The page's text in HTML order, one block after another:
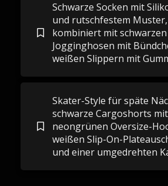
Schwarze Socken mit
und rutschfestem Muster,
kombiniert mit
Jogginghosen mit
weißen Slippern mit
Skater-Style für späte
schwarze Cargoshorts
neongrünen Oversize-
weißen Slip-On-
und einer umgedrehten